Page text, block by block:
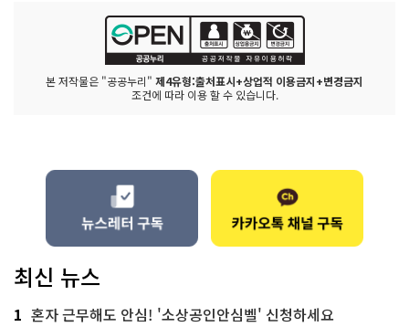
본 저작물은 "공공누리" 제4유형:출처표시+상업적 이용금지+변경금지
조건에 따라 이용 할 수 있습니다.
최신 뉴스
1 혼자 근무해도 안심! '소상공인안심벨' 신청하세요